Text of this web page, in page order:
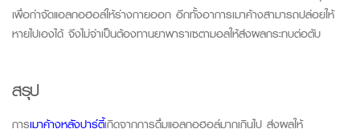
เพื่อกำจัดแอลกอฮอล์ให้ร่างกายออก อีกทั้งอาการเมาค้างสามารถปล่อยให้
หายไปเองได้ จึงไม่จำเป็นต้องทานยาพาราเซตามอลให้ส่งผลกระทบต่อตับ
สรุป
การเมาค้างหลังปาร์ตี้เกิดจากการดื่มแอลกอฮอล์มากเกินไป ส่งผลให้